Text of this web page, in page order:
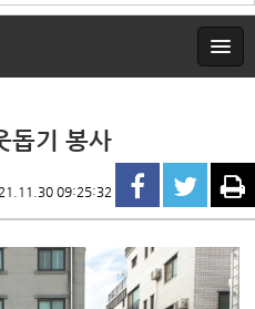
돕기 봉사
09:25:32